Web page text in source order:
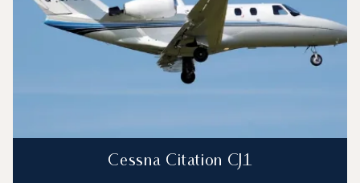
Cessna Citation CJ1